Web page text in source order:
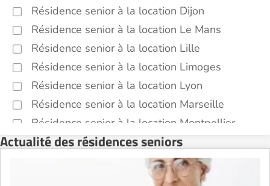
Résidence senior à la location Dijon
Résidence senior à la location Le Mans
Résidence senior à la location Lille
Résidence senior à la location Limoges
Résidence senior à la location Lyon
Résidence senior à la location Marseille
Résidence senior à la location Montpellier
Résidence senior à la location Montélimar
Résidence senior à la location Nantes
Résidence senior à la location Nîmes
Actualité des résidences seniors